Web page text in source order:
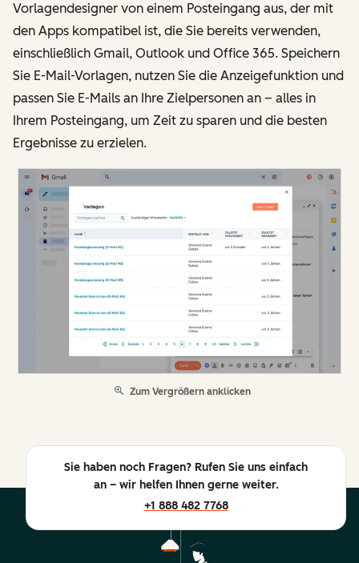
Vorlagendesigner von einem Posteingang aus, der mit
den Apps kompatibel ist, die Sie bereits verwenden,
einschließlich Gmail, Outlook und Office 365. Speichern
Sie E-Mail-Vorlagen, nutzen Sie die Anzeigefunktion und
passen Sie E-Mails an Ihre Zielpersonen an – alles in
Ihrem Posteingang, um Zeit zu sparen und die besten
Ergebnisse zu erzielen.
Zum Vergrößern anklicken
Sie haben noch Fragen? Rufen Sie uns einfach
an – wir helfen Ihnen gerne weiter.
+1 888 482 7768